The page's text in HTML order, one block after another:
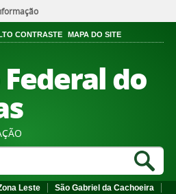
CONTRASTE MAPA DO SITE
do
Leste
São Gabriel da Cachoeira